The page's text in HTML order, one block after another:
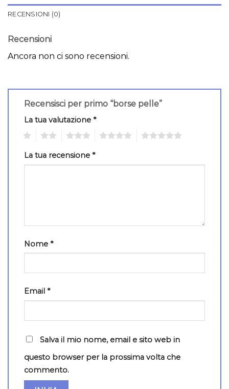
RECENSIONI (0)
Recensioni
Ancora non ci sono recensioni.
Recensisci per primo “borse pelle”
La tua valutazione *
La tua recensione *
Nome *
Email *
Salva il mio nome, email e sito web in
questo browser per la prossima volta che
commento.